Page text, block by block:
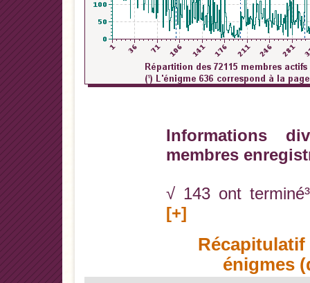
Informations
membres
√ 143 ont
[+]
Récapitulatif
énigmes